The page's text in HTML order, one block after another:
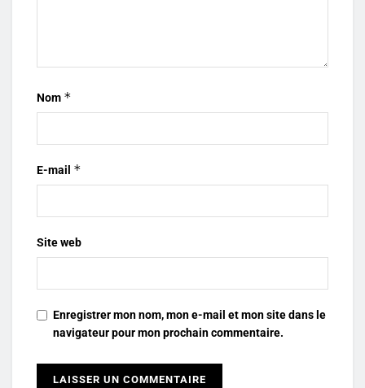
Nom *
E-mail *
Site web
Enregistrer mon nom, mon e-mail et mon site dans le
navigateur pour mon prochain commentaire.